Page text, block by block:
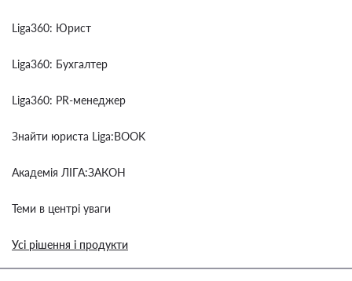
Liga360: Юрист
Liga360: Бухгалтер
Liga360: PR-менеджер
Знайти юриста Liga:BOOK
Академія ЛІГА:ЗАКОН
Теми в центрі уваги
Усі рішення і продукти